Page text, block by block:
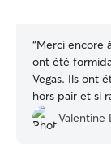
“Merci encore
ont été
Vegas. Ils ont
hors pair et si
semaines. Il a été choyé et gâté comme
à la maison.
Valentine